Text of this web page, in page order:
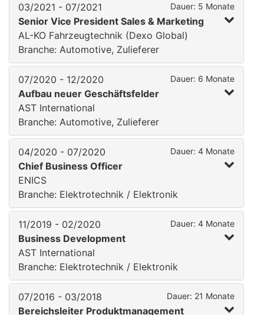
03/2021 - 07/2021 Dauer: 5 Monate
Senior Vice President Sales & Marketing
AL-KO Fahrzeugtechnik (Dexo Global)
Branche: Automotive, Zulieferer
07/2020 - 12/2020 Dauer: 6 Monate
Aufbau neuer Geschäftsfelder
AST International
Branche: Automotive, Zulieferer
04/2020 - 07/2020 Dauer: 4 Monate
Chief Business Officer
ENICS
Branche: Elektrotechnik / Elektronik
11/2019 - 02/2020 Dauer: 4 Monate
Business Development
AST International
Branche: Elektrotechnik / Elektronik
07/2016 - 03/2018 Dauer: 21 Monate
Bereichsleiter Produktmanagement